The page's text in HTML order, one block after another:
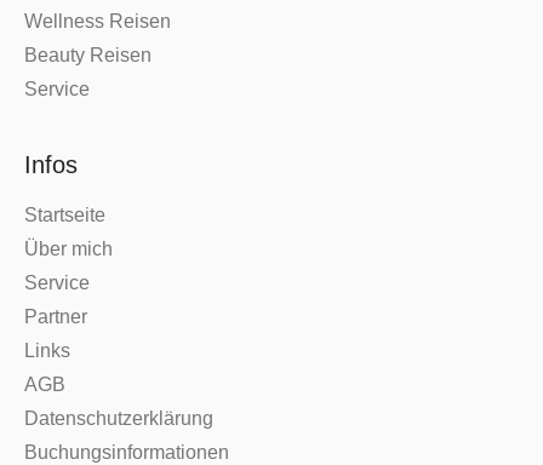
Wellness Reisen
Beauty Reisen
Service
Infos
Startseite
Über mich
Service
Partner
Links
AGB
Datenschutzerklärung
Buchungsinformationen